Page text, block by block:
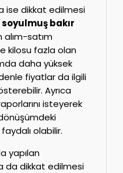
ise dikkat edilmesi
soyulmuş bakır
alım-satım
kilosu fazla olan
daha yüksek
fiyatlar da ilgili
Ayrıca
isteyerek
olabilir.
yapılan
da dikkat edilmesi